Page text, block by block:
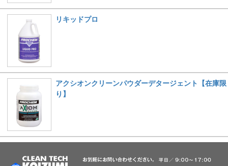
リキッドプロ
アクシオンクリーンパウダーデタージェント【在庫限
り】